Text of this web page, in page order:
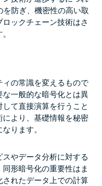
防ぎ、機密性の高い取
ックチェーン技術はさ
の常識を変えるもので
一般的な暗号化とは異
て直接演算を行うこと
より、基礎情報を秘密
ります。
やデータ分析に対する
形暗号化の重要性はま
れたデータ上での計算